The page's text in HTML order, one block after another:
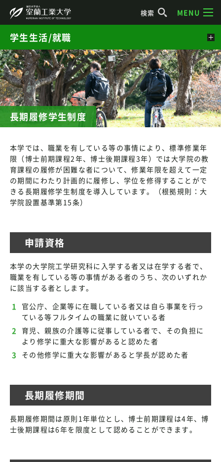
検索 MENU
長期履修学生制度
本学では、職業を有している等の事情により、標準修業年
限（博士前期課程2年、博士後期課程3年）では大学院の教
育課程の履修が困難な者について、修業年限を超えて一定
の期間にわたり計画的に履修し、学位を修得することがで
きる長期履修学生制度を導入しています。（根拠規則：大
学院設置基準第15条）
申請資格
本学の大学院工学研究科に入学する者又は在学する者で、
職業を有している等の事情がある者のうち、次のいずれか
に該当する者とします。
官公庁、企業等に在職している者又は自ら事業を行っ
ている等フルタイムの職業に就いている者
育児、親族の介護等に従事している者で、その負担に
より修学に重大な影響があると認めた者
その他修学に重大な影響があると学長が認めた者
長期履修期間
長期履修期間は原則1年単位とし、博士前期課程は4年、博
士後期課程は6年を限度として認めることができます。
学生生活/就職